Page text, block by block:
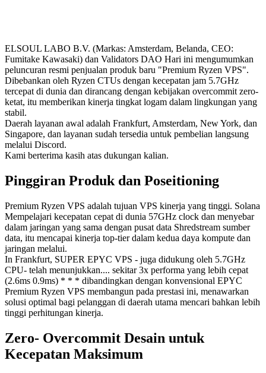
ELSOUL LABO B.V. (Markas: Amsterdam, Belanda, CEO:
Fumitake Kawasaki) dan Validators DAO Hari ini mengumumkan
peluncuran resmi penjualan produk baru "Premium Ryzen VPS".
Dibebankan oleh Ryzen CTUs dengan kecepatan jam 5.7GHz
tercepat di dunia dan dirancang dengan kebijakan overcommit zero-
ketat, itu memberikan kinerja tingkat logam dalam lingkungan yang
stabil.
Daerah layanan awal adalah Frankfurt, Amsterdam, New York, dan
Singapore, dan layanan sudah tersedia untuk pembelian langsung
melalui Discord.
Kami berterima kasih atas dukungan kalian.
Pinggiran Produk dan Poseitioning
Premium Ryzen VPS adalah tujuan VPS kinerja yang tinggi. Solana
Mempelajari kecepatan cepat di dunia 57GHz clock dan menyebar
dalam jaringan yang sama dengan pusat data Shredstream sumber
data, itu mencapai kinerja top-tier dalam kedua daya kompute dan
jaringan melalui.
In Frankfurt, SUPER EPYC VPS - juga didukung oleh 5.7GHz
CPU- telah menunjukkan.... sekitar 3x performa yang lebih cepat
(2.6ms 0.9ms) * * * dibandingkan dengan konvensional EPYC
Premium Ryzen VPS membangun pada prestasi ini, menawarkan
solusi optimal bagi pelanggan di daerah utama mencari bahkan lebih
tinggi perhitungan kinerja.
Zero- Overcommit Desain untuk
Kecepatan Maksimum